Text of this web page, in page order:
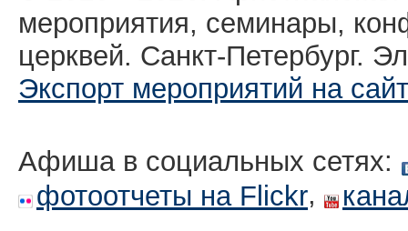
мероприятия, семинары,
церквей. Санкт-Петербург.
Экспорт мероприятий на сайт
Афиша в социальных сетях:
фотоотчеты на Flickr,